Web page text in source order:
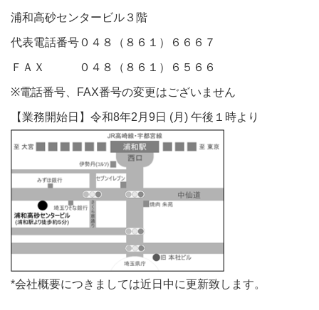
浦和高砂センタービル３階
代表電話番号０４８（８６１）６６６７
ＦＡＸ ０４８（８６１）６５６６
※電話番号、FAX番号の変更はございません
【業務開始日】令和8年2月9日 (月) 午後１時より
*会社概要につきましては近日中に更新致します。